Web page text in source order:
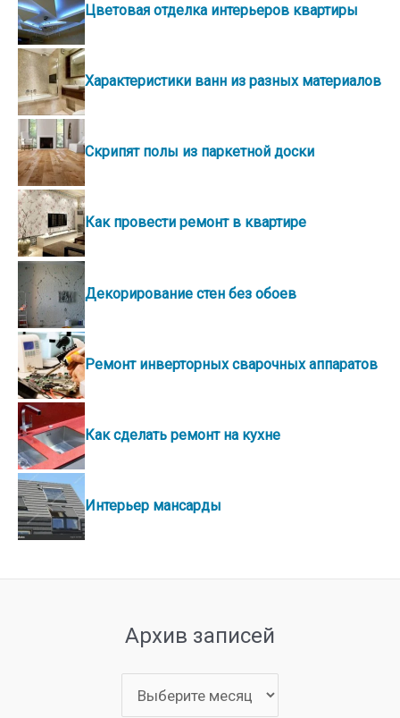
Цветовая отделка интерьеров квартиры
Характеристики ванн из разных материалов
Скрипят полы из паркетной доски
Как провести ремонт в квартире
Декорирование стен без обоев
Ремонт инверторных сварочных аппаратов
Как сделать ремонт на кухне
Интерьер мансарды
Архив записей
записей